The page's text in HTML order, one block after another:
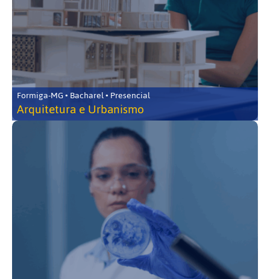
Formiga-MG • Bacharel • Presencial
Arquitetura e Urbanismo